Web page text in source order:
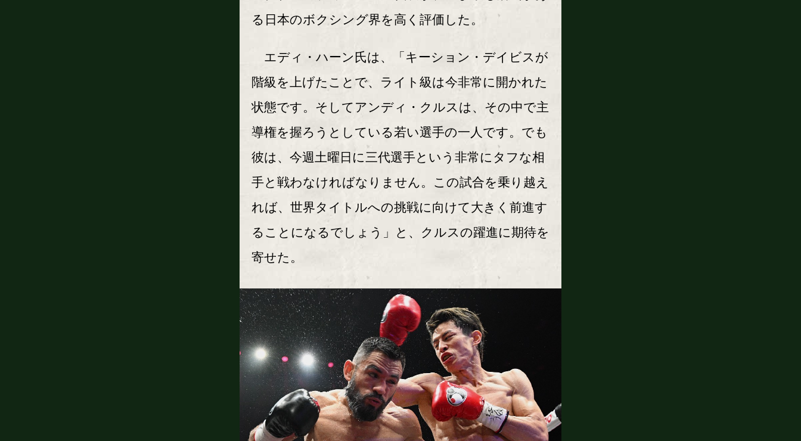
る日本のボクシング界を高く評価した。
エディ・ハーン氏は、「キーション・デイビスが
階級を上げたことで、ライト級は今非常に開かれた
状態です。そしてアンディ・クルスは、その中で主
導権を握ろうとしている若い選手の一人です。でも
彼は、今週土曜日に三代選手という非常にタフな相
手と戦わなければなりません。この試合を乗り越え
れば、世界タイトルへの挑戦に向けて大きく前進す
ることになるでしょう」と、クルスの躍進に期待を
寄せた。